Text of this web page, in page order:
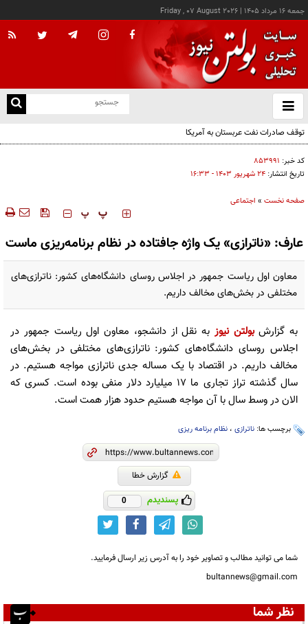
جمعه ۱۶ مرداد ۱۴۰۵ |
Friday , 07 August 2026
باز
و
توقف صادرات نفت عربستان به آمریکا
کد خبر: ۸۵۳۹۹۱
تاریخ انتشار: ۲۴ شهريور ۱۴۰۳ - ۱۶:۳۳
صفحه نخست » اجتماعی
‍‍‍ پ پ
عارف: «ناترازی» یک واژه جافتاده در نظام برنامه‌ریزی ماست
معاون اول ریاست جمهور در اجلاس روسای دانشگاه‌های کشور: ناترازی‌های
مختلفی در بخش‌های مخالف داریم.
به گزارشبولتن نیوز به نقل از دانشجو، معاون اول ریاست جمهور در
اجلاس روسای دانشگاه‌های کشور: ناترازی‌های مختلفی در بخش‌های
مخالف داریم. در اقتصاد با یک مساله جدی ناترازی مواجه هستیم. در
سال گذشته تراز تجاری ما ۱۷ میلیارد دلار منفی بوده است. کسری که
الان در وسط سال با آن مواجه هستیم حدود هزار همت است.
برچسب ها: ناترازی ، نظام برنامه ریزی
گزارش خطا
پسندیدم 0
شما می توانید مطالب و تصاویر خود را به آدرس زیر ارسال فرمایید.
bultannews@gmail.com
نظر شما